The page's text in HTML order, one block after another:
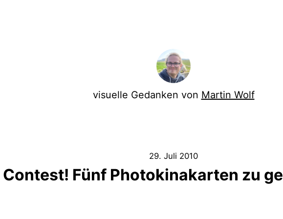
visuelle Gedanken von Martin Wolf
29. Juli 2010
Contest! Fünf Photokinakarten zu